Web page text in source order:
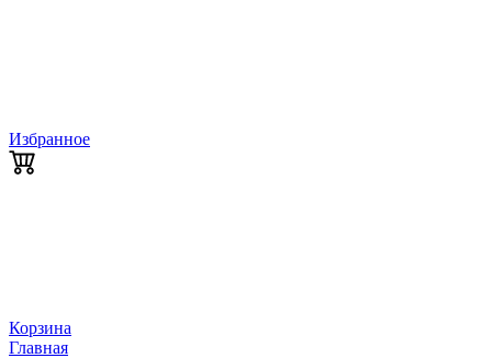
Избранное
Корзина
Главная